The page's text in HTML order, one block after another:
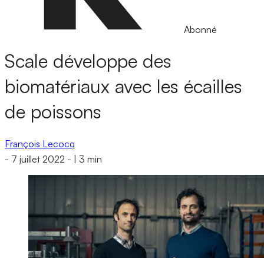
Abonné
Scale développe des
biomatériaux avec les écailles
de poissons
François Lecocq
- 7 juillet 2022 - 3 min